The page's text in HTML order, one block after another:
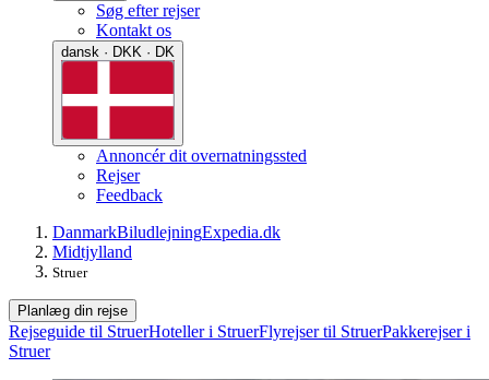
Søg efter rejser
Kontakt os
dansk · DKK · DK
Annoncér dit overnatningssted
Rejser
Feedback
DanmarkBiludlejningExpedia.dk
Midtjylland
Struer
Planlæg din rejse
Rejseguide til StruerHoteller i StruerFlyrejser til StruerPakkerejser i
Struer